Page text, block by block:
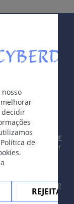
(C.
C. glabrata
obesidade,
Doença
saprófitas
(canal do
decidir
de
REJEITAR
editorial
Editorial -
Editor
Coordenação por
por|Política de
Declaração de